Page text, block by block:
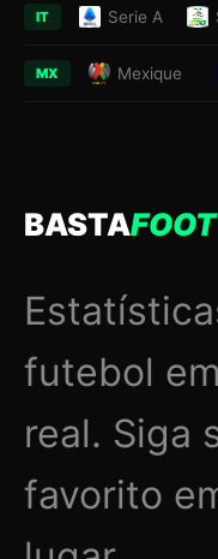
IT Serie A
MX Mexique
BASTAFOOT
futebol
real. Siga
favorito